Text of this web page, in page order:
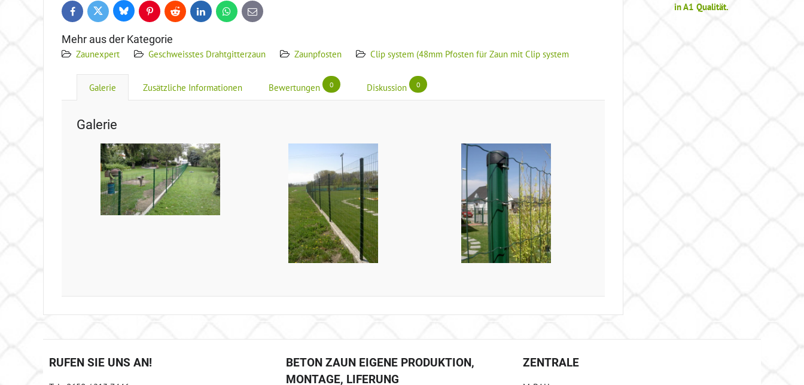
FacebookTwitter BlueskyPinterestReddit LinkedInWhatsApp
E-
mail
Mehr aus der Kategorie
Zaunexpert Geschweisstes Drahtgitterzaun Zaunpfosten Clip system (48mm Pfosten für Zaun mit Clip system
Galerie Zusätzliche Informationen Bewertungen 0 Diskussion 0
Galerie
in A1 Qualität.
RUFEN SIE UNS AN!
BETON ZAUN EIGENE PRODUKTION,
MONTAGE, LIFERUNG
ZENTRALE